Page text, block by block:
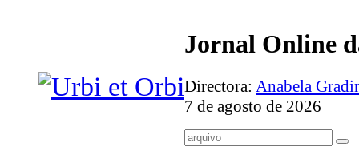
Jornal Online
Directora: Anabela
7 de agosto de 2026